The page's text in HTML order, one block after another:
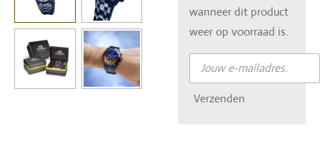
wanneer dit product
weer op voorraad is.
Verzenden